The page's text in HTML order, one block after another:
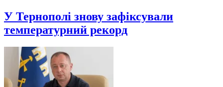
У Тернополі знову зафіксували
температурний рекорд